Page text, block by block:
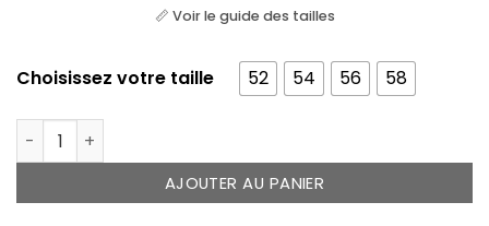
📏 Voir le guide des tailles
Choisissez votre taille 52 54 56 58
quantité de Bague argentée solitaire carré
AJOUTER AU PANIER